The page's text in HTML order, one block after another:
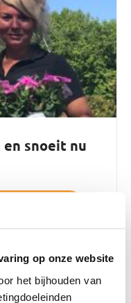
op onze website
het bijhouden van
snoeit nu